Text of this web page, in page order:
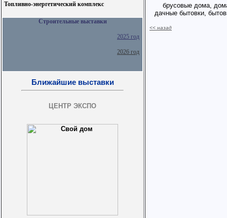
Топливно-энергетический комплекс
Строительные выставки
2025 год
2026 год
Ближайшие выставки
ЦЕНТР ЭКСПО
брусовые дома,
дачные бытовки,
<< назад